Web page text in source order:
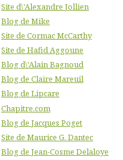
Site d\'Alexandre Jollien
Blog de Mike
Site de Cormac McCarthy
Site de Hafid Aggoune
Blog d\'Alain Bagnoud
Blog de Claire Mareuil
Blog de Lipcare
Chapitre.com
Blog de Jacques Poget
Site de Maurice G. Dantec
Blog de Jean-Cosme Delaloye